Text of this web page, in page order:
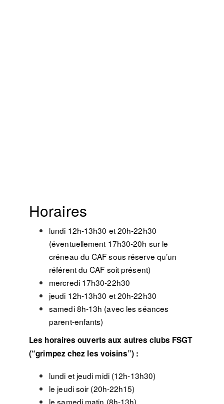
Horaires
lundi 12h-13h30 et 20h-22h30
(éventuellement 17h30-20h sur le
créneau du CAF sous réserve qu’un
référent du CAF soit présent)
mercredi 17h30-22h30
jeudi 12h-13h30 et 20h-22h30
samedi 8h-13h (avec les séances
parent-enfants)
Les horaires ouverts aux autres clubs FSGT
(“grimpez chez les voisins”) :
lundi et jeudi midi (12h-13h30)
le jeudi soir (20h-22h15)
le samedi matin (8h-13h)